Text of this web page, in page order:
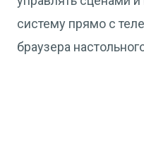
систему прямо с
браузера